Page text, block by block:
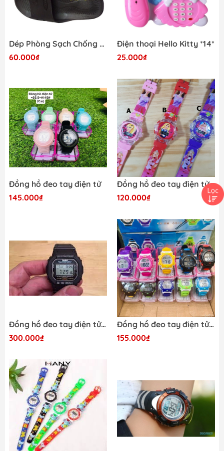
Dép Phòng Sạch Chống Tĩnh Điện Xanh S42
60.000₫
Điện thoại Hello Kitty *14*
25.000₫
Đồng hồ đeo tay điện tử
145.000₫
Đồng hồ đeo tay điện tử đèn nhạc *35,3*
120.000₫
Đồng hồ đeo tay điện tử G-Slock KH *158*
300.000₫
Đồng hồ đeo tay điện tử LASIKA hộp kiếng *72*
155.000₫